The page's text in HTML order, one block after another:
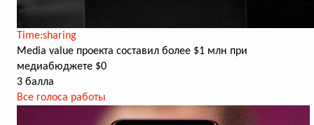
Time:sharing
Media value проекта составил более $1 млн при
медиабюджете $0
3 балла
Все голоса работы